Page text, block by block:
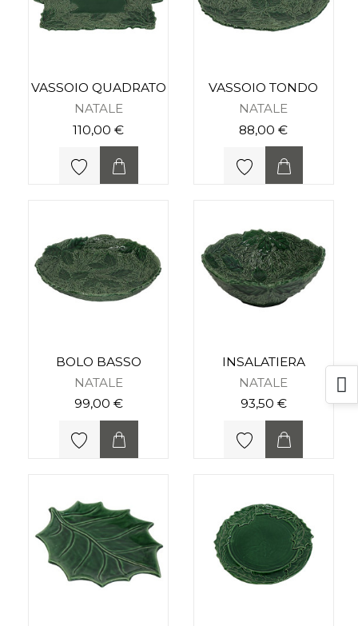
VASSOIO QUADRATO
NATALE
110,00 €
VASSOIO TONDO
NATALE
88,00 €
BOLO BASSO
NATALE
99,00 €
INSALATIERA
NATALE
93,50 €